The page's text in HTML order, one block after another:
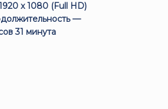
x 1080 (Full HD)
—
31 минута